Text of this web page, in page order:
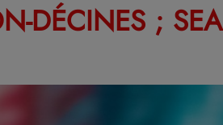
DÉCINES ;